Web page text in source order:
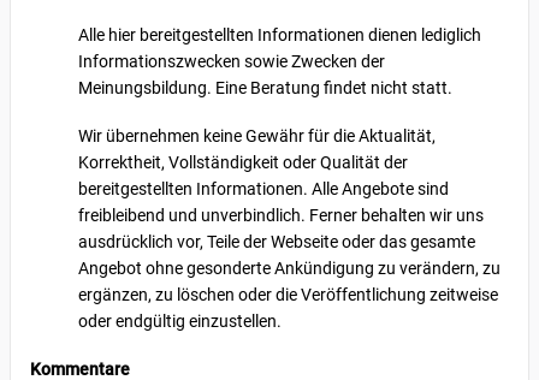
Alle hier bereitgestellten Informationen dienen lediglich
Informationszwecken sowie Zwecken der
Meinungsbildung. Eine Beratung findet nicht statt.
Wir übernehmen keine Gewähr für die Aktualität,
Korrektheit, Vollständigkeit oder Qualität der
bereitgestellten Informationen. Alle Angebote sind
freibleibend und unverbindlich. Ferner behalten wir uns
ausdrücklich vor, Teile der Webseite oder das gesamte
Angebot ohne gesonderte Ankündigung zu verändern, zu
ergänzen, zu löschen oder die Veröffentlichung zeitweise
oder endgültig einzustellen.
Kommentare